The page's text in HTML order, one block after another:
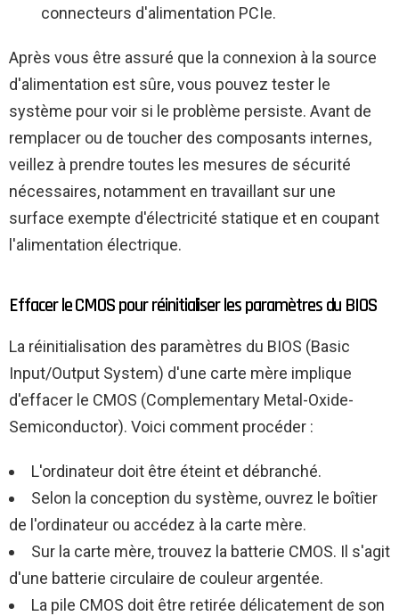
connecteurs d'alimentation PCIe.
Après vous être assuré que la connexion à la source
d'alimentation est sûre, vous pouvez tester le
système pour voir si le problème persiste. Avant de
remplacer ou de toucher des composants internes,
veillez à prendre toutes les mesures de sécurité
nécessaires, notamment en travaillant sur une
surface exempte d'électricité statique et en coupant
l'alimentation électrique.
Effacer le CMOS pour réinitialiser les paramètres du BIOS
La réinitialisation des paramètres du BIOS (Basic
Input/Output System) d'une carte mère implique
d'effacer le CMOS (Complementary Metal-Oxide-
Semiconductor). Voici comment procéder :
L'ordinateur doit être éteint et débranché.
Selon la conception du système, ouvrez le boîtier
de l'ordinateur ou accédez à la carte mère.
Sur la carte mère, trouvez la batterie CMOS. Il s'agit
d'une batterie circulaire de couleur argentée.
La pile CMOS doit être retirée délicatement de son